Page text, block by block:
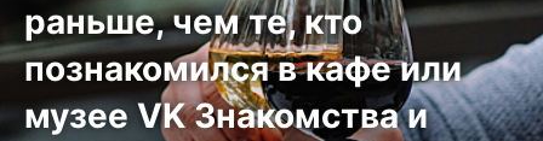
раньше, чем те, кто
познакомился в кафе или
музее VK Знакомства и